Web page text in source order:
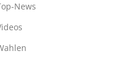
News